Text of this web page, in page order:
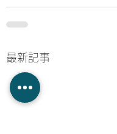
最新記事